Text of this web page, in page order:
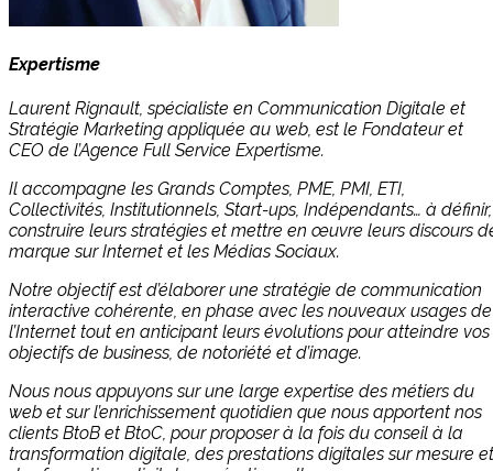
Expertisme
Laurent Rignault, spécialiste en Communication Digitale et
Stratégie Marketing appliquée au web, est le Fondateur et
CEO de l’Agence Full Service Expertisme.
Il accompagne les Grands Comptes, PME, PMI, ETI,
Collectivités, Institutionnels, Start-ups, Indépendants… à définir,
construire leurs stratégies et mettre en œuvre leurs discours
marque sur Internet et les Médias Sociaux.
Notre objectif est d’élaborer une stratégie de communication
interactive cohérente, en phase avec les nouveaux usages de
l’Internet tout en anticipant leurs évolutions pour atteindre vos
objectifs de business, de notoriété et d’image.
Nous nous appuyons sur une large expertise des métiers du
web et sur l’enrichissement quotidien que nous apportent nos
clients BtoB et BtoC, pour proposer à la fois du conseil à la
transformation digitale, des prestations digitales sur mesure et